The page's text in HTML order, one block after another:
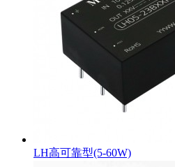
LH高可靠型(5-60W)